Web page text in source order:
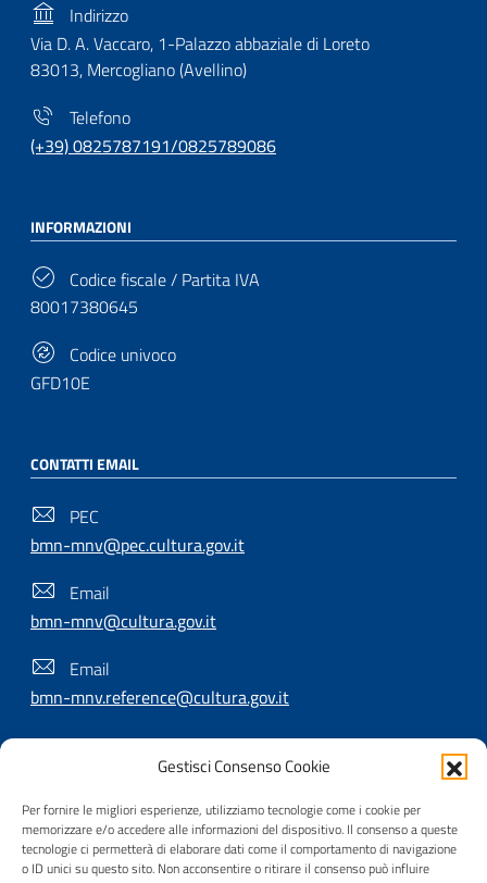
Gestisci Consenso Cookie
Per fornire le migliori esperienze, utilizziamo tecnologie come i cookie per
memorizzare e/o accedere alle informazioni del dispositivo. Il consenso a queste
tecnologie ci permetterà di elaborare dati come il comportamento di navigazione
o ID unici su questo sito. Non acconsentire o ritirare il consenso può influire
Indirizzo
Via D. A. Vaccaro, 1-Palazzo abbaziale di Loreto
83013, Mercogliano (Avellino)
Telefono
(+39) 0825787191/0825789086
INFORMAZIONI
Codice fiscale / Partita IVA
80017380645
Codice univoco
GFD10E
CONTATTI EMAIL
PEC
bmn-mnv@pec.cultura.gov.it
Email
bmn-mnv@cultura.gov.it
Email
bmn-mnv.reference@cultura.gov.it